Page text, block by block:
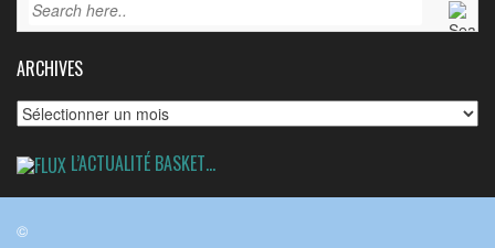
ARCHIVES
Archives
L’ACTUALITÉ BASKET…
©